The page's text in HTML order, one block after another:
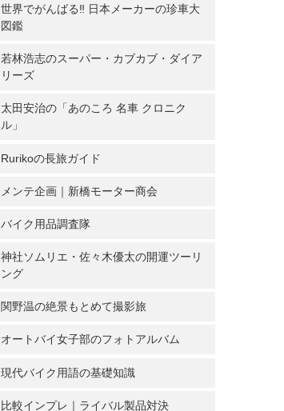
世界でがんばる‼ 日本メーカーの珍車大
図鑑
若林浩志のスーパー・カブカブ・ダイア
リーズ
太田安治の「あのころ 名車 クロニク
ル」
Rurikoの長旅ガイド
メンテ企画｜新橋モーター商会
バイク用品調査隊
神社ソムリエ・佐々木優太の開運ツーリ
ング
関野温の絶景もとめて撮影旅
オートバイ女子部のフォトアルバム
現代バイク用語の基礎知識
比較インプレ｜ライバル製品対決